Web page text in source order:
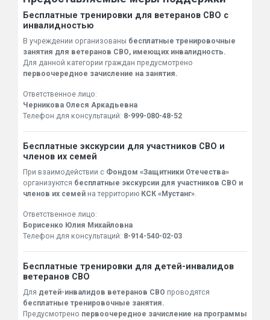
Бесплатные тренировки для ветеранов СВО с
инвалидностью
В учреждении организованы бесплатные тренировочные
занятия для ветеранов СВО, имеющих инвалидность.
Для данной категории граждан предусмотрено
первоочередное зачисление на занятия.
Ответственное лицо:
Черникова Олеся Аркадьевна
Телефон для консультаций: 8-999-080-48-52
Бесплатные экскурсии для участников СВО и
членов их семей
При взаимодействии с Фондом «Защитники Отечества»
организуются бесплатные экскурсии для участников СВО и
членов их семей на территорию КСК «Мустанг».
Ответственное лицо:
Борисенко Юлия Михайловна
Телефон для консультаций: 8-914-540-02-03
Бесплатные тренировки для детей-инвалидов
ветеранов СВО
Для детей-инвалидов ветеранов СВО проводятся
бесплатные тренировочные занятия.
Предусмотрено первоочередное зачисление на программы